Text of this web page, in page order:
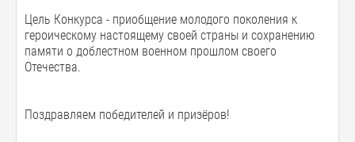
Цель Конкурса - приобщение молодого поколения к
героическому настоящему своей страны и сохранению
памяти о доблестном военном прошлом своего
Отечества.
Поздравляем победителей и призёров!